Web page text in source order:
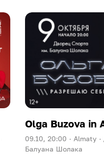
Olga Buzova in
09.10, 20:00 · Almaty ·
Балуана Шолака